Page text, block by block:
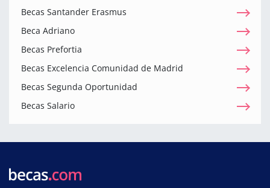
Becas Santander Erasmus
Beca Adriano
Becas Prefortia
Becas Excelencia Comunidad de Madrid
Becas Segunda Oportunidad
Becas Salario